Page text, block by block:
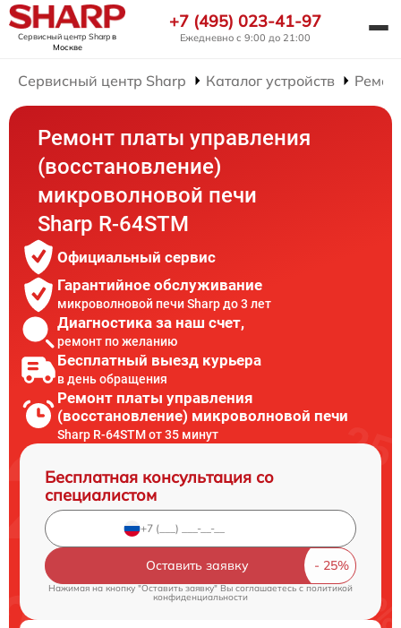
Сервисный центр Sharpв
Москве
+7 (495) 023-41-97
Ежедневно с 9:00 до 21:00
Сервисный центр Sharp Каталог устройств
Ремонт платы управления
(восстановление)
микроволновой печи
Sharp R-64STM
Официальный сервис
Гарантийное обслуживание
микроволновой печи Sharp до 3 лет
Диагностика за наш счет,
ремонт по желанию
Бесплатный выезд курьера
в день обращения
Ремонт платы управления
(восстановление) микроволновой печи
Sharp R-64STM от 35 минут
Бесплатная консультация со
специалистом
Оставить заявку
Нажимая на кнопку "Оставить заявку" Вы соглашаетесь cполитикой
конфиденциальности